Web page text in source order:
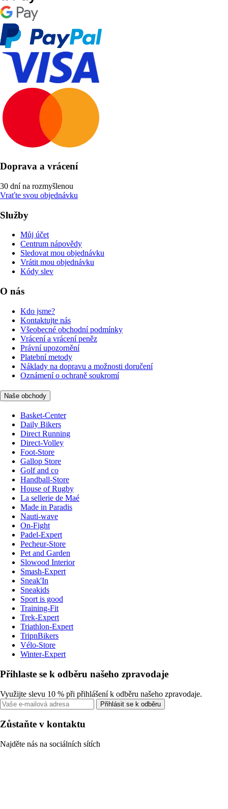
Doprava a vrácení
30 dní na rozmyšlenou
Vraťte svou objednávku
Služby
Můj účet
Centrum nápovědy
Sledovat mou objednávku
Vrátit mou objednávku
Kódy slev
O nás
Kdo jsme?
Kontaktujte nás
Všeobecné obchodní podmínky
Vrácení a vrácení peněz
Právní upozornění
Platební metody
Náklady na dopravu a možnosti doručení
Oznámení o ochraně soukromí
Naše obchody
Basket-Center
Daily Bikers
Direct Running
Direct-Volley
Foot-Store
Gallop Store
Golf and co
Handball-Store
House of Rugby
La sellerie de Maé
Made in Paradis
Nauti-wave
On-Fight
Padel-Expert
Pecheur-Store
Pet and Garden
Slowood Interior
Smash-Expert
Sneak'In
Sneakids
Sport is good
Training-Fit
Trek-Expert
Triathlon-Expert
TripnBikers
Vélo-Store
Winter-Expert
Přihlaste se k odběru našeho zpravodaje
Využijte slevu 10 % při přihlášení k odběru našeho zpravodaje.
Přihlásit se k odběru
Zůstaňte v kontaktu
Najděte nás na sociálních sítích